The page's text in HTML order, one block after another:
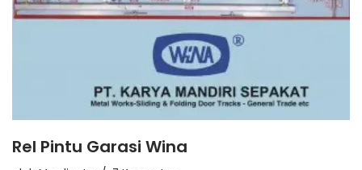
Rel Pintu Garasi Wina